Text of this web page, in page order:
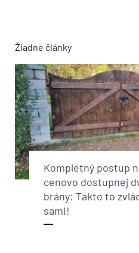
Žiadne články
Kompletný postup
cenovo dostupnej
brány: Takto to
sami!